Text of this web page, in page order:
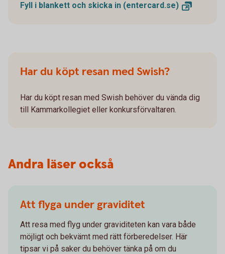
Fyll i blankett och skicka in (entercard.se)
Har du köpt resan med Swish?
Har du köpt resan med Swish behöver du vända dig
till Kammarkollegiet eller konkursförvaltaren.
Andra läser också
Att flyga under graviditet
Att resa med flyg under graviditeten kan vara både
möjligt och bekvämt med rätt förberedelser. Här
tipsar vi på saker du behöver tänka på om du